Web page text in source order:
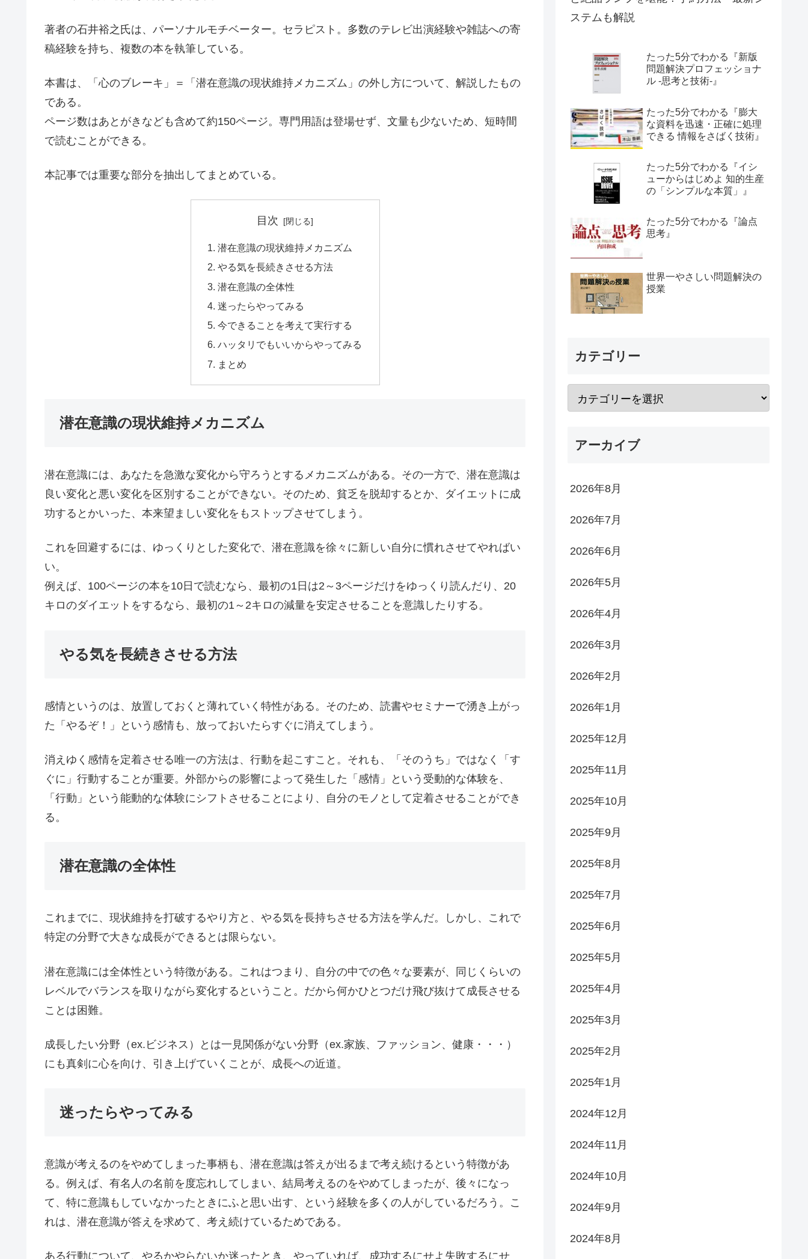
著者の石井裕之氏は、パーソナルモチベーター。セラピスト。多数のテレビ出演経験や雑誌への寄
稿経験を持ち、複数の本を執筆している。
本書は、「心のブレーキ」＝「潜在意識の現状維持メカニズム」の外し方について、解説したもの
である。
ページ数はあとがきなども含めて約150ページ。専門用語は登場せず、文量も少ないため、短時間
で読むことができる。
本記事では重要な部分を抽出してまとめている。
目次
潜在意識の現状維持メカニズム
やる気を長続きさせる方法
潜在意識の全体性
迷ったらやってみる
今できることを考えて実行する
ハッタリでもいいからやってみる
まとめ
潜在意識の現状維持メカニズム
潜在意識には、あなたを急激な変化から守ろうとするメカニズムがある。その一方で、潜在意識は
良い変化と悪い変化を区別することができない。そのため、貧乏を脱却するとか、ダイエットに成
功するとかいった、本来望ましい変化をもストップさせてしまう。
これを回避するには、ゆっくりとした変化で、潜在意識を徐々に新しい自分に慣れさせてやればい
い。
例えば、100ページの本を10日で読むなら、最初の1日は2～3ページだけをゆっくり読んだり、20
キロのダイエットをするなら、最初の1～2キロの減量を安定させることを意識したりする。
やる気を長続きさせる方法
感情というのは、放置しておくと薄れていく特性がある。そのため、読書やセミナーで湧き上がっ
た「やるぞ！」という感情も、放っておいたらすぐに消えてしまう。
消えゆく感情を定着させる唯一の方法は、行動を起こすこと。それも、「そのうち」ではなく「す
ぐに」行動することが重要。外部からの影響によって発生した「感情」という受動的な体験を、
「行動」という能動的な体験にシフトさせることにより、自分のモノとして定着させることができ
る。
潜在意識の全体性
これまでに、現状維持を打破するやり方と、やる気を長持ちさせる方法を学んだ。しかし、これで
特定の分野で大きな成長ができるとは限らない。
潜在意識には全体性という特徴がある。これはつまり、自分の中での色々な要素が、同じくらいの
レベルでバランスを取りながら変化するということ。だから何かひとつだけ飛び抜けて成長させる
ことは困難。
成長したい分野（ex.ビジネス）とは一見関係がない分野（ex.家族、ファッション、健康・・・）
にも真剣に心を向け、引き上げていくことが、成長への近道。
迷ったらやってみる
意識が考えるのをやめてしまった事柄も、潜在意識は答えが出るまで考え続けるという特徴があ
る。例えば、有名人の名前を度忘れしてしまい、結局考えるのをやめてしまったが、後々になっ
て、特に意識もしていなかったときにふと思い出す、という経験を多くの人がしているだろう。こ
れは、潜在意識が答えを求めて、考え続けているためである。
ある行動について、やるかやらないか迷ったとき、やっていれば、成功するにせよ失敗するにせ
ステムも解説
たった5分でわかる『新版
問題解決プロフェッショナ
ル -思考と技術-』
たった5分でわかる『膨大
な資料を迅速・正確に処理
できる 情報をさばく技術』
たった5分でわかる『イシ
ューからはじめよ 知的生産
の「シンプルな本質」』
たった5分でわかる『論点
思考』
世界一やさしい問題解決の
授業
カテゴリー
アーカイブ
2026年8月
2026年7月
2026年6月
2026年5月
2026年4月
2026年3月
2026年2月
2026年1月
2025年12月
2025年11月
2025年10月
2025年9月
2025年8月
2025年7月
2025年6月
2025年5月
2025年4月
2025年3月
2025年2月
2025年1月
2024年12月
2024年11月
2024年10月
2024年9月
2024年8月